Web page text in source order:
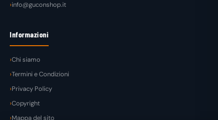
info@guconshop.it
Informazioni
Chi siamo
Termini e Condizioni
Privacy Policy
Copyright
Mappa del sito